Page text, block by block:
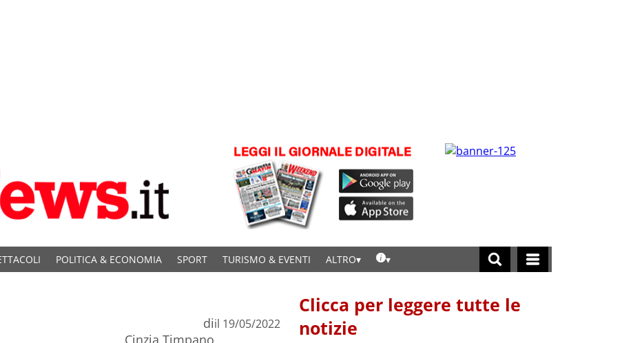
POLITICA & ECONOMIA SPORT TURISMO & EVENTI ALTRO
di
Cinzia Timpano
il 19/05/2022
Clicca per leggere tutte le
notizie